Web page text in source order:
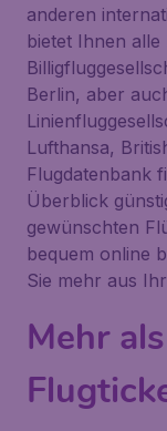
anderen
bietet Ihnen
Berlin, aber
Lufthansa,
Flugdatenbank
Überblick
gewünschten
bequem online
Sie mehr aus
Mehr